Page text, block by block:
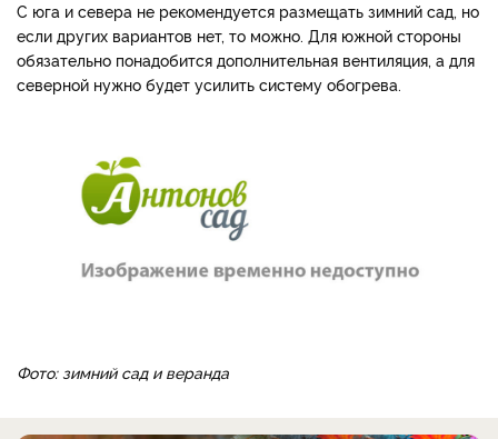
С юга и севера не рекомендуется размещать зимний сад, но
если других вариантов нет, то можно. Для южной стороны
обязательно понадобится дополнительная вентиляция, а для
северной нужно будет усилить систему обогрева.
Фото: зимний сад и веранда